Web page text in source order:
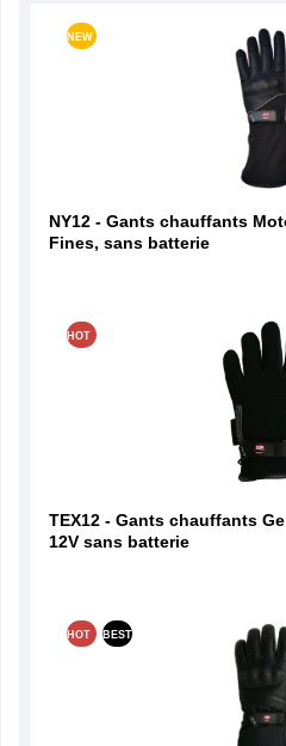
NY12 - Gants chauffants
Fines, sans batterie
NEW
TEX12 - Gants chauffants
12V sans batterie
HOT
HOT BEST